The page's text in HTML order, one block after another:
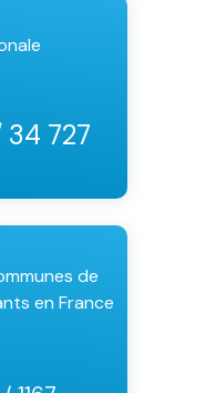
34 727
de
en France